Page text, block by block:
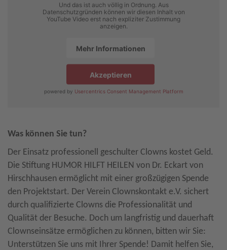
Und das ist auch völlig in Ordnung. Aus
Datenschutzgründen können wir diesen Inhalt von
YouTube Video erst nach expliziter Zustimmung
anzeigen.
Mehr Informationen
Akzeptieren
powered by Usercentrics Consent Management Platform
Was können Sie tun?
Der Einsatz professionell geschulter Clowns kostet Geld.
Die Stiftung HUMOR HILFT HEILEN von Dr. Eckart von
Hirschhausen ermöglicht mit einer großzügigen Spende
den Projektstart. Der Verein Clownskontakt e.V. sichert
durch qualifizierte Clowns die Professionalität und
Qualität der Besuche. Doch um langfristig und dauerhaft
Clownseinsätze ermöglichen zu können, bitten wir Sie:
Unterstützen Sie uns mit Ihrer Spende! Damit helfen Sie,